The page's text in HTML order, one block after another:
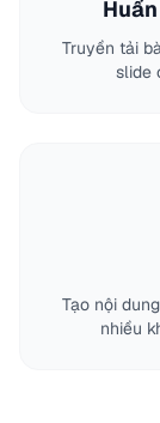
Truyền tải
slide
Tạo nội
nhiều